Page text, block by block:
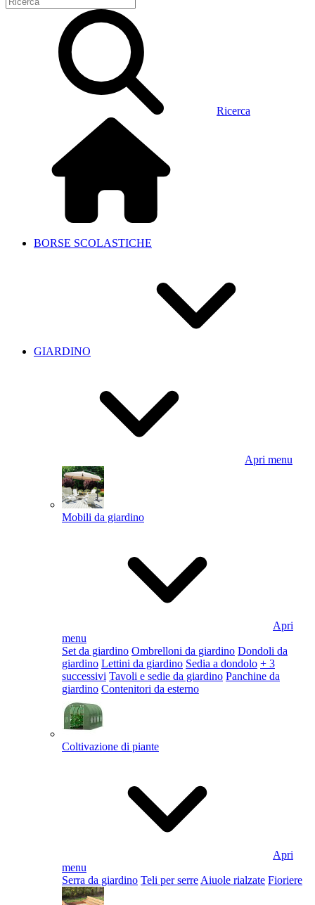
Ricerca
BORSE SCOLASTICHE
GIARDINO
Apri menu
Mobili da giardino
Apri
menu
Set da giardino Ombrelloni da giardino Dondoli da
giardino Lettini da giardino Sedia a dondolo + 3
successivi Tavoli e sedie da giardino Panchine da
giardino Contenitori da esterno
Coltivazione di piante
Apri
menu
Serra da giardino Teli per serre Aiuole rialzate Fioriere